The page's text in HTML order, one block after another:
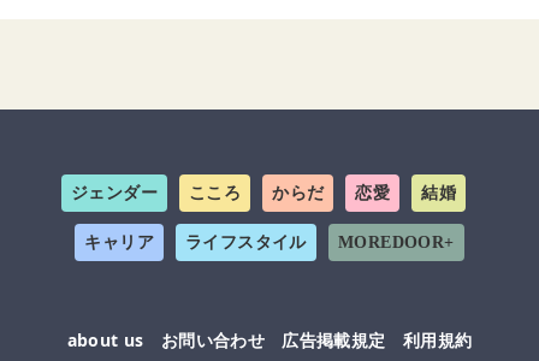
ジェンダー こころ からだ 恋愛 結婚
キャリア ライフスタイル MOREDOOR+
about us お問い合わせ 広告掲載規定 利用規約